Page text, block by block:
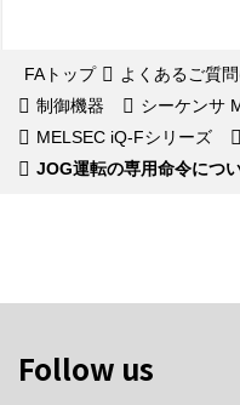
FAトップ よくあるご質
制御機器
シーケンサ
MELSEC iQ-Fシリーズ
JOG運転の専用命令につ
Follow us